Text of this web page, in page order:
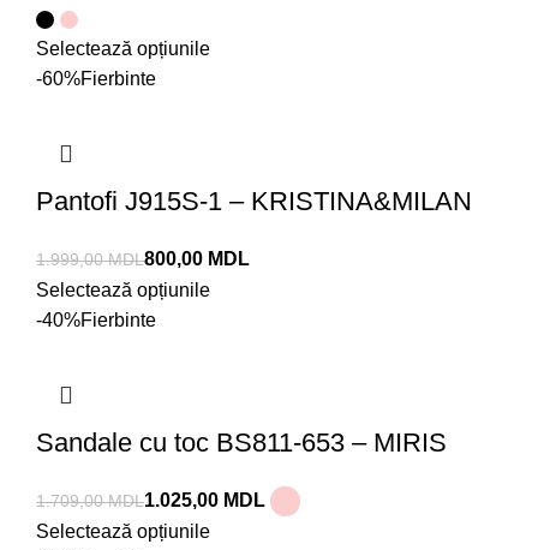
Selectează opțiunile
-60%Fierbinte
Pantofi J915S-1 – KRISTINA&MILAN
1.999,00MDL800,00 MDL
Selectează opțiunile
-40%Fierbinte
Sandale cu toc BS811-653 – MIRIS
1.709,00MDL1.025,00 MDL
Selectează opțiunile